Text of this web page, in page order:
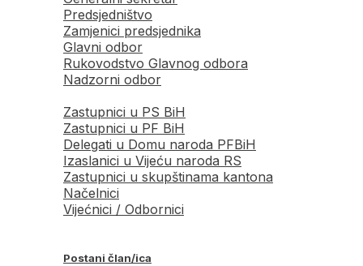
Predsjedništvo
Zamjenici predsjednika
Glavni odbor
Rukovodstvo Glavnog odbora
Nadzorni odbor
Zastupnici u PS BiH
Zastupnici u PF BiH
Delegati u Domu naroda PFBiH
Izaslanici u Vijeću naroda RS
Zastupnici u skupštinama kantona
Načelnici
Vijećnici / Odbornici
Postani član/ica